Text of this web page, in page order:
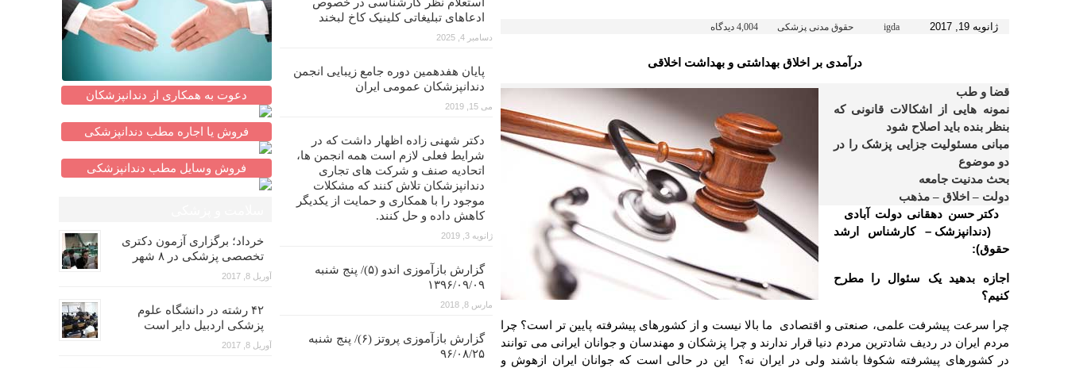
ژانویه 19, 2017 igda حقوق مدنی پزشکی 4,004 دیدگاه
درآمدی بر اخلاق بهداشتی و بهداشت اخلاقی
قضا و طب
نمونه هایی از اشکالات قانونی که
بنظر بنده باید اصلاح شود
مبانی مسئولیت جزایی پزشک را در
دو موضوع
بحث مدنیت جامعه
دولت – اخلاق – مذهب
دکتر حسن دهقانی دولت آبادی
(دندانپزشک – کارشناس ارشد
حقوق):
اجازه بدهید یک سئوال را مطرح
کنیم؟
چرا سرعت پیشرفت علمی، صنعتی و اقتصادی ما بالا نیست و از کشورهای پیشرفته پایین تر است؟ چرا
مردم ایران در ردیف شادترین مردم دنیا قرار ندارند و چرا پزشکان و مهندسان و جوانان ایرانی می توانند
در کشورهای پیشرفته شکوفا باشند ولی در ایران نه؟ این در حالی است که جوانان ایران ازهوش و
ادعاهای تبلیغاتی کلینیک کاخ لبخند
دسامبر 4, 2025
پایان هفدهمین دوره جامع زیبایی انجمن
دندانپزشکان عمومی ایران
می 15, 2019
دکتر شهنی زاده اظهار داشت که در
شرایط فعلی لازم است همه انجمن ها،
اتحادیه صنف و شرکت های تجاری
دندانپزشکان تلاش کنند که مشکلات
موجود را با همکاری و حمایت از یکدیگر
کاهش داده و حل کنند.
ژانویه 3, 2019
گزارش بازآموزی اندو (۵)/ پنج شنبه
۱۳۹۶/۰۹/۰۹
مارس 8, 2018
گزارش بازآموزی پروتز (۶)/ پنج شنبه
۹۶/۰۸/۲۵
دعوت به همکاری از دندانپزشکان
فروش یا اجاره مطب دندانپزشکی
فروش وسایل مطب دندانپزشکی
خرداد؛ برگزاری آزمون دکتری
تخصصی پزشکی در ۸ شهر
آوریل 8, 2017
۴۲ رشته در دانشگاه علوم
پزشکی اردبیل دایر است
آوریل 8, 2017